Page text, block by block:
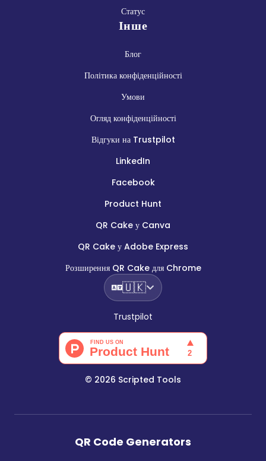
Статус
Інше
Блог
Політика конфіденційності
Умови
Огляд конфіденційності
Відгуки на Trustpilot
LinkedIn
Facebook
Product Hunt
QR Cake у Canva
QR Cake у Adobe Express
Розширення QR Cake для Chrome
🇺🇰
Trustpilot
© 2026 Scripted Tools
QR Code Generators